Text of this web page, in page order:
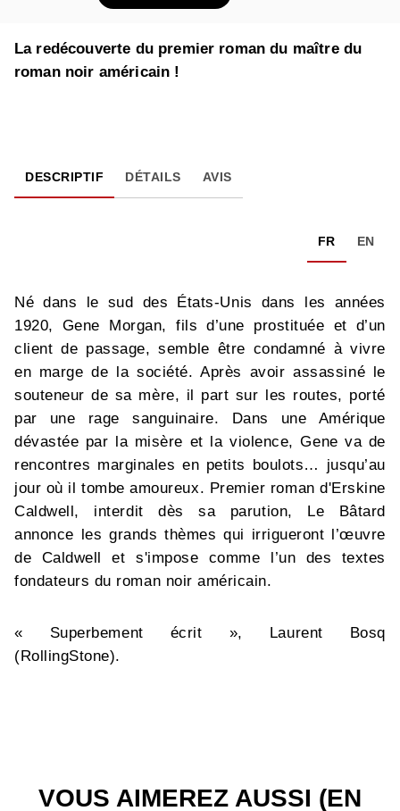
La redécouverte du premier roman du maître du
roman noir américain !
DESCRIPTIF DÉTAILS AVIS
FR EN
Né dans le sud des États-Unis dans les années
1920, Gene Morgan, fils d’une prostituée et d’un
client de passage, semble être condamné à vivre
en marge de la société. Après avoir assassiné le
souteneur de sa mère, il part sur les routes, porté
par une rage sanguinaire. Dans une Amérique
dévastée par la misère et la violence, Gene va de
rencontres marginales en petits boulots… jusqu’au
jour où il tombe amoureux. Premier roman d'Erskine
Caldwell, interdit dès sa parution, Le Bâtard
annonce les grands thèmes qui irrigueront l’œuvre
de Caldwell et s'impose comme l’un des textes
fondateurs du roman noir américain.
« Superbement écrit », Laurent Bosq
(RollingStone).
VOUS AIMEREZ AUSSI (EN